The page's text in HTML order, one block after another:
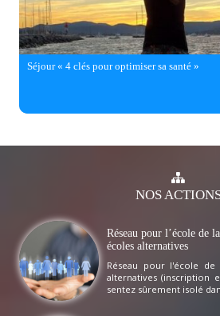
Séjour « 4 clés pour optimiser sa santé »
NOS
Réseau pour l’école de
écoles alternatives
Réseau pour l'école
alternatives (inscription
sentez sûrement isolé